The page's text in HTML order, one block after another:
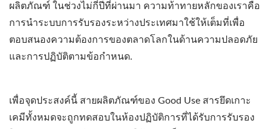
ผลิตภัณฑ์ ในช่วงไม่กี่ปีที่ผ่านมา ความท้าทายหลักของเราคือ
การนำระบบการรับรองระหว่างประเทศมาใช้ให้เต็มที่เพื่อ
ตอบสนองความต้องการของตลาดโลกในด้านความปลอดภัย
และการปฏิบัติตามข้อกำหนด.
เพื่อจุดประสงค์นี้ สายผลิตภัณฑ์ของ Good Use สารยึดเกาะ
เคมีทั้งหมดจะถูกทดสอบในห้องปฏิบัติการที่ได้รับการรับรอง